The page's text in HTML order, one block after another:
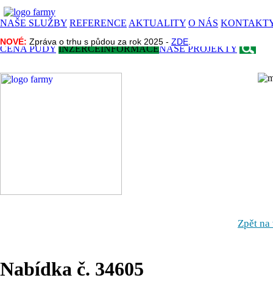
NAŠE SLUŽBY REFERENCE AKTUALITY O NÁS
NOVÉ: Zpráva o trhu s půdou za rok 2025 - ZDE
CENA PŮDY INZERCEINFORMACENAŠE PROJEKTY
NOVÉ: Zpráva o trhu s půdou za rok 2025 - ZDE
Zpět
Nabídka č. 34605